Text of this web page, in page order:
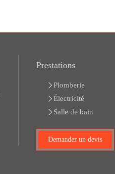
Prestations
Plomberie
Électricité
Salle de bain
Demander un devis